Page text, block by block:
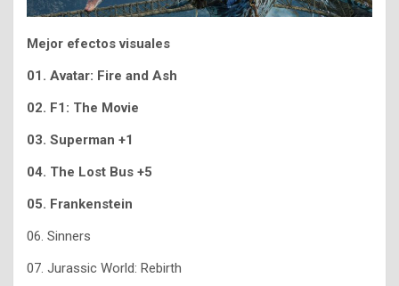
Mejor efectos visuales
01. Avatar: Fire and Ash
02. F1: The Movie
03. Superman +1
04. The Lost Bus +5
05. Frankenstein
06. Sinners
07. Jurassic World: Rebirth